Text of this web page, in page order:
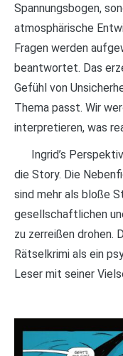
Spannungsbogen,
atmosphärische
Fragen werden
beantwortet. Das
Gefühl von
Thema passt. Wir
interpretieren, was
Ingrid’s
die Story. Die
sind mehr als bloße
gesellschaftlichen
zu zerreißen drohen.
Rätselkrimi als ein
Leser mit seiner